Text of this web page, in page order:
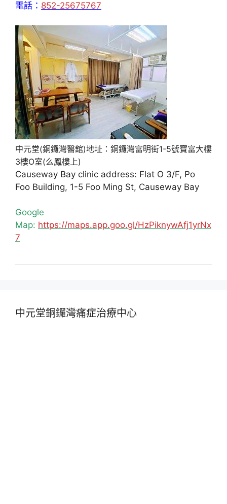
電話： 852-25675767
中元堂(銅鑼灣醫舘)地址：銅鑼灣富明街1-5號寶富大樓
3樓O室(么鳳樓上)
Causeway Bay clinic address: Flat O 3/F, Po
Foo Building, 1-5 Foo Ming St, Causeway Bay
Google
Map: https://maps.app.goo.gl/HzPiknywAfj1yrNx
7
中元堂銅鑼灣痛症治療中心